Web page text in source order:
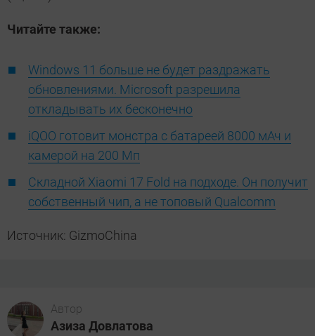
Читайте также:
Windows 11 больше не будет раздражать
обновлениями. Microsoft разрешила
откладывать их бесконечно
iQOO готовит монстра с батареей 8000 мАч и
камерой на 200 Мп
Складной Xiaomi 17 Fold на подходе. Он получит
собственный чип, а не топовый Qualcomm
Источник: GizmoChina
Автор
Азиза Довлатова